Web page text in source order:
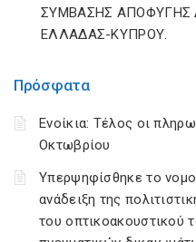
Πρόσφατα
Ενοίκια: Τέλος οι
Οκτωβρίου
Υπερψηφίσθηκε το
ανάδειξη της
του οπτικοακουστικού
ΣΥΜΒΑΣΗΣ ΑΠΟΦΥΓΗΣ
ΕΛΛΑΔΑΣ-ΚΥΠΡΟΥ.